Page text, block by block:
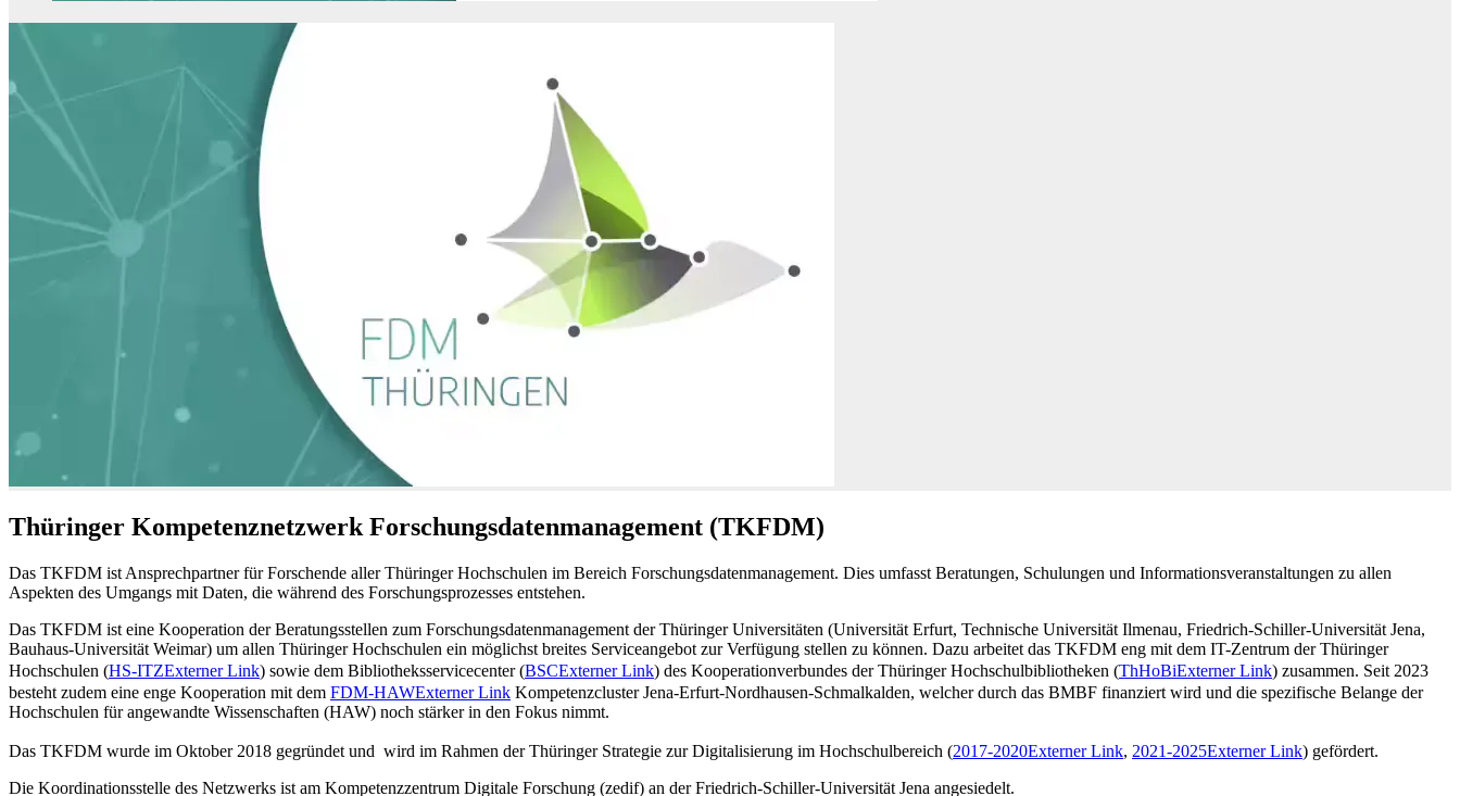
Thüringer Kompetenznetzwerk Forschungsdatenmanagement (TKFDM)
Das TKFDM ist Ansprechpartner für Forschende aller Thüringer Hochschulen im Bereich Forschungsdatenmanagement. Dies umfasst Beratungen, Schulungen und Informationsveranstaltungen zu allen
Aspekten des Umgangs mit Daten, die während des Forschungsprozesses entstehen.
Das TKFDM ist eine Kooperation der Beratungsstellen zum Forschungsdatenmanagement der Thüringer Universitäten (Universität Erfurt, Technische Universität Ilmenau, Friedrich-Schiller-Universität Jena,
Bauhaus-Universität Weimar) um allen Thüringer Hochschulen ein möglichst breites Serviceangebot zur Verfügung stellen zu können. Dazu arbeitet das TKFDM eng mit dem IT-Zentrum der Thüringer
Hochschulen (HS-ITZExterner Link) sowie dem Bibliotheksservicecenter (BSCExterner Link) des Kooperationverbundes der Thüringer Hochschulbibliotheken (ThHoBiExterner Link) zusammen. Seit 2023
besteht zudem eine enge Kooperation mit dem FDM-HAWExterner Link Kompetenzcluster Jena-Erfurt-Nordhausen-Schmalkalden, welcher durch das BMBF finanziert wird und die spezifische Belange der
Hochschulen für angewandte Wissenschaften (HAW) noch stärker in den Fokus nimmt.
Das TKFDM wurde im Oktober 2018 gegründet und wird im Rahmen der Thüringer Strategie zur Digitalisierung im Hochschulbereich (2017-2020Externer Link, 2021-2025Externer Link) gefördert.
Die Koordinationsstelle des Netzwerks ist am Kompetenzzentrum Digitale Forschung (zedif) an der Friedrich-Schiller-Universität Jena angesiedelt.